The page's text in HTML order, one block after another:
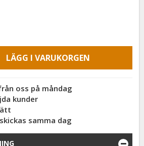
LÄGG I VARUKORGEN
oss på måndag
kunder
samma dag